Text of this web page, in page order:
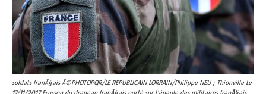
soldats franÃ§ais Â©PHOTOPQR/LE REPUBLICAIN LORRAIN/Philippe NEU ; Thionville Le